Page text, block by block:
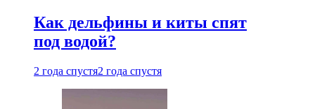
Как дельфины и киты спят
под водой?
2 года спустя2 года спустя